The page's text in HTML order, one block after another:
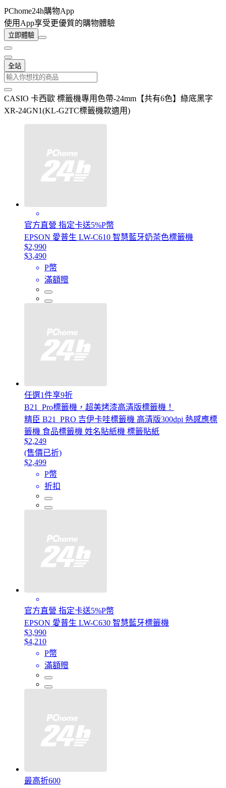
PChome24h購物App
使用App享受更優質的購物體驗
立即體驗
全站
CASIO 卡西歐 標籤機專用色帶-24mm【共有6色】綠底黑字
XR-24GN1(KL-G2TC標籤機款適用)
官方直營 指定卡送5%P幣
EPSON 愛普生 LW-C610 智慧藍牙奶茶色標籤機
$2,990
$3,490
P幣
滿額贈
任選1件享9折
B21_Pro標籤機，超美烤漆高清版標籤機！
精臣 B21_PRO 吉伊卡哇標籤機 高清版300dpi 熱感應標
籤機 食品標籤機 姓名貼紙機 標籤貼紙
$2,249
(售價已折)
$2,499
P幣
折扣
官方直營 指定卡送5%P幣
EPSON 愛普生 LW-C630 智慧藍牙標籤機
$3,990
$4,210
P幣
滿額贈
最高折600